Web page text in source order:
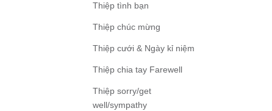
Thiệp tình bạn
Thiệp chúc mừng
Thiệp cưới & Ngày kỉ niệm
Thiệp chia tay Farewell
Thiệp sorry/get
well/sympathy